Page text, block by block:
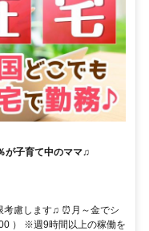
が子育て中のママ♫
考慮します♫ ⏰月～金でシ
） ※週9時間以上の稼働を